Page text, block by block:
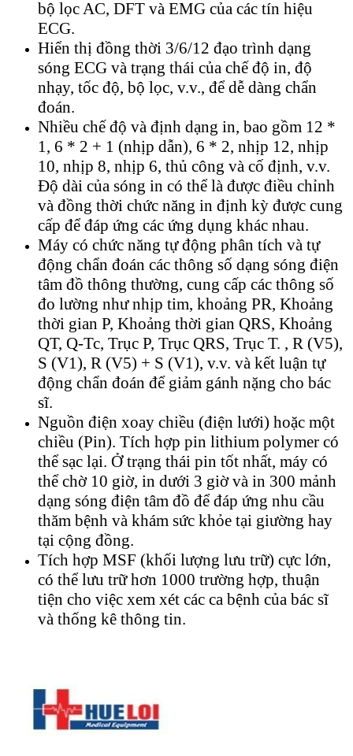
bộ lọc AC, DFT và EMG của các tín hiệu
ECG.
Hiển thị đồng thời 3/6/12 đạo trình dạng
sóng ECG và trạng thái của chế độ in, độ
nhạy, tốc độ, bộ lọc, v.v., để dễ dàng chẩn
đoán.
Nhiều chế độ và định dạng in, bao gồm 12 *
1, 6 * 2 + 1 (nhịp dẫn), 6 * 2, nhịp 12, nhịp
10, nhịp 8, nhịp 6, thủ công và cố định, v.v.
Độ dài của sóng in có thể là được điều chỉnh
và đồng thời chức năng in định kỳ được cung
cấp để đáp ứng các ứng dụng khác nhau.
Máy có chức năng tự động phân tích và tự
động chẩn đoán các thông số dạng sóng điện
tâm đồ thông thường, cung cấp các thông số
đo lường như nhịp tim, khoảng PR, Khoảng
thời gian P, Khoảng thời gian QRS, Khoảng
QT, Q-Tc, Trục P, Trục QRS, Trục T. , R (V5),
S (V1), R (V5) + S (V1), v.v. và kết luận tự
động chẩn đoán để giảm gánh nặng cho bác
sĩ.
Nguồn điện xoay chiều (điện lưới) hoặc một
chiều (Pin). Tích hợp pin lithium polymer có
thể sạc lại. Ở trạng thái pin tốt nhất, máy có
thể chờ 10 giờ, in dưới 3 giờ và in 300 mảnh
dạng sóng điện tâm đồ để đáp ứng nhu cầu
thăm bệnh và khám sức khỏe tại giường hay
tại cộng đồng.
Tích hợp MSF (khối lượng lưu trữ) cực lớn,
có thể lưu trữ hơn 1000 trường hợp, thuận
tiện cho việc xem xét các ca bệnh của bác sĩ
và thống kê thông tin.